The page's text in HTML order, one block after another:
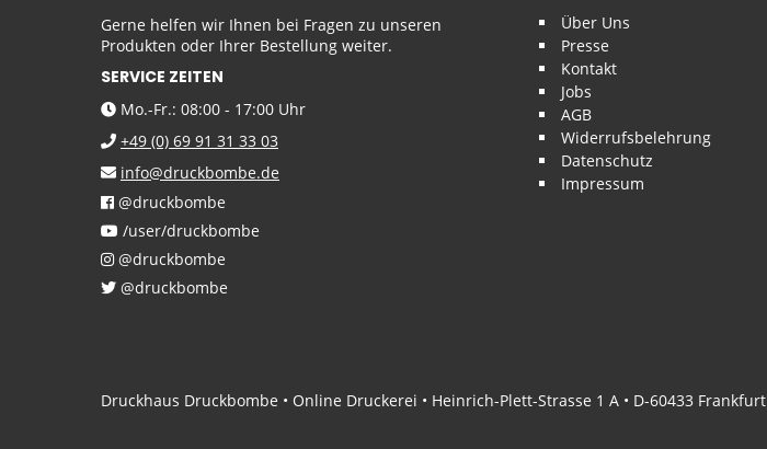
Gerne helfen wir Ihnen bei Fragen zu unseren
Produkten oder Ihrer Bestellung weiter.
SERVICE ZEITEN
Mo.-Fr.: 08:00 - 17:00 Uhr
+49 (0) 69 91 31 33 03
info@druckbombe.de
@druckbombe
/user/druckbombe
@druckbombe
@druckbombe
Über Uns
Presse
Kontakt
Jobs
AGB
Widerrufsbelehrung
Datenschutz
Impressum
Druckhaus Druckbombe • Online Druckerei • Heinrich-Plett-Strasse 1 A • D-60433 Frankfurt